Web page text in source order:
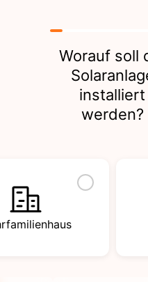
Worauf soll
installiert
werden?